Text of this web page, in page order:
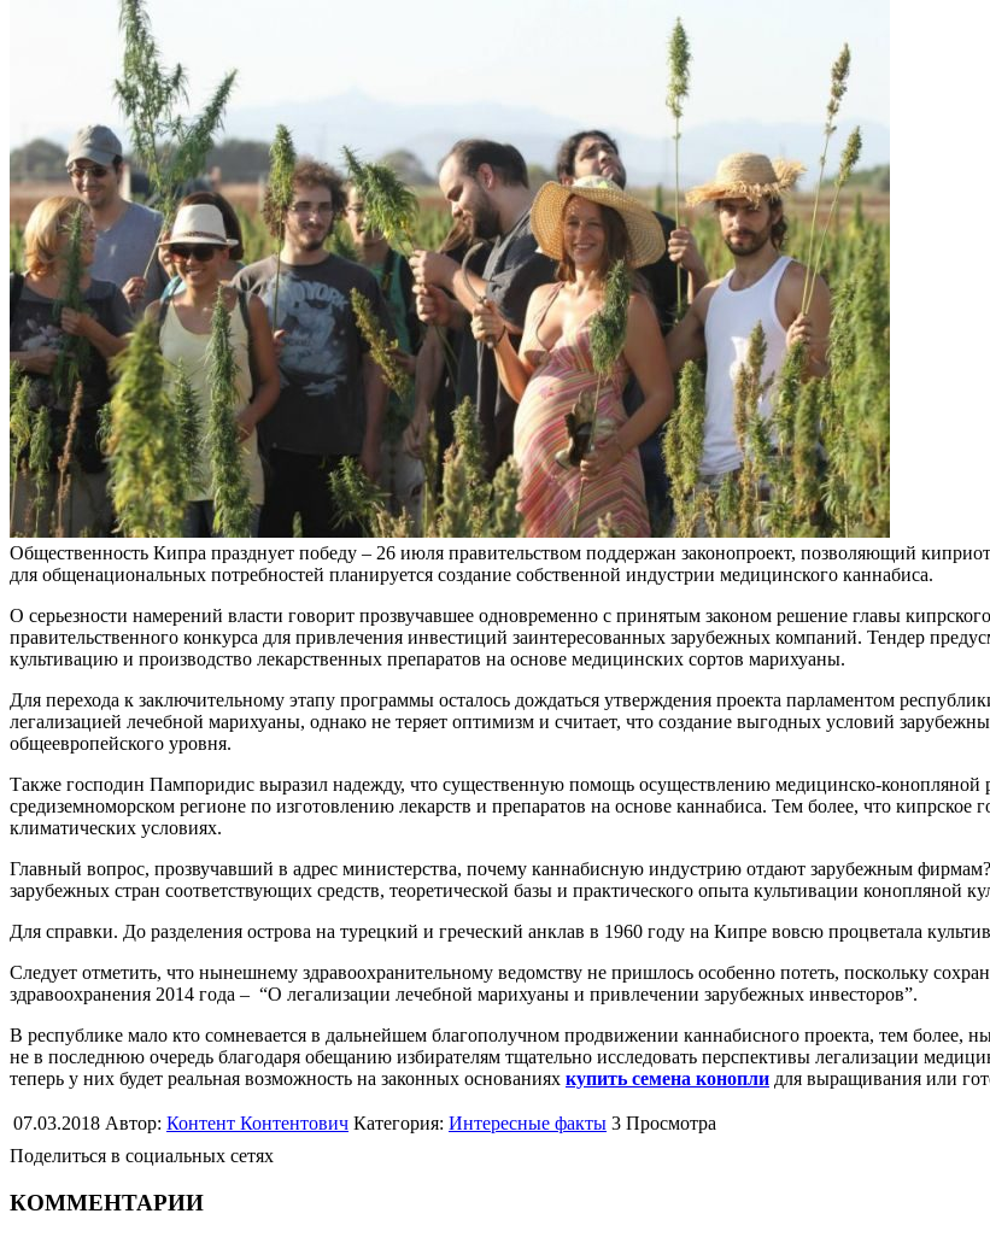
Общественность Кипра празднует победу – 26 июля правительством поддержан законопроект, позволяющий
для общенациональных потребностей планируется создание собственной индустрии медицинского каннабиса.
О серьезности намерений власти говорит прозвучавшее одновременно с принятым законом решение главы
правительственного конкурса для привлечения инвестиций заинтересованных зарубежных компаний. Тендер
культивацию и производство лекарственных препаратов на основе медицинских сортов марихуаны.
Для перехода к заключительному этапу программы осталось дождаться утверждения проекта парламентом
легализацией лечебной марихуаны, однако не теряет оптимизм и считает, что создание выгодных условий
общеевропейского уровня.
Также господин Пампоридис выразил надежду, что существенную помощь осуществлению медицинско-
средиземноморском регионе по изготовлению лекарств и препаратов на основе каннабиса. Тем более, что кипрское
климатических условиях.
Главный вопрос, прозвучавший в адрес министерства, почему каннабисную индустрию отдают зарубежным
зарубежных стран соответствующих средств, теоретической базы и практического опыта культивации конопляной
Для справки. До разделения острова на турецкий и греческий анклав в 1960 году на Кипре вовсю процветала
Следует отметить, что нынешнему здравоохранительному ведомству не пришлось особенно потеть, поскольку
здравоохранения 2014 года – “О легализации лечебной марихуаны и привлечении зарубежных инвесторов”.
В республике мало кто сомневается в дальнейшем благополучном продвижении каннабисного проекта, тем
не в последнюю очередь благодаря обещанию избирателям тщательно исследовать перспективы легализации
теперь у них будет реальная возможность на законных основаниях купить семена конопли для выращивания или
07.03.2018 Автор: Контент Контентович Категория: Интересные факты 3 Просмотра
Поделиться в социальных сетях
КОММЕНТАРИИ